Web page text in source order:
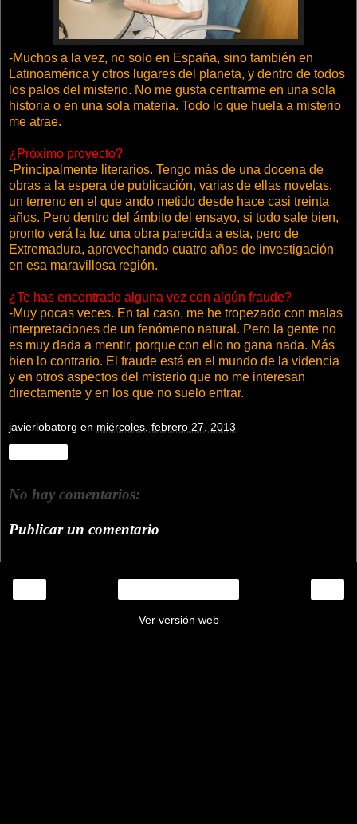
-Muchos a la vez, no solo en España, sino también en
Latinoamérica y otros lugares del planeta, y dentro de todos
los palos del misterio. No me gusta centrarme en una sola
historia o en una sola materia. Todo lo que huela a misterio
me atrae.
¿Próximo proyecto?
-Principalmente literarios. Tengo más de una docena de
obras a la espera de publicación, varias de ellas novelas,
un terreno en el que ando metido desde hace casi treinta
años. Pero dentro del ámbito del ensayo, si todo sale bien,
pronto verá la luz una obra parecida a esta, pero de
Extremadura, aprovechando cuatro años de investigación
en esa maravillosa región.
¿Te has encontrado alguna vez con algún fraude?
-Muy pocas veces. En tal caso, me he tropezado con malas
interpretaciones de un fenómeno natural. Pero la gente no
es muy dada a mentir, porque con ello no gana nada. Más
bien lo contrario. El fraude está en el mundo de la videncia
y en otros aspectos del misterio que no me interesan
directamente y en los que no suelo entrar.
javierlobatorg en miércoles, febrero 27, 2013
No hay comentarios:
Publicar un comentario
Ver versión web